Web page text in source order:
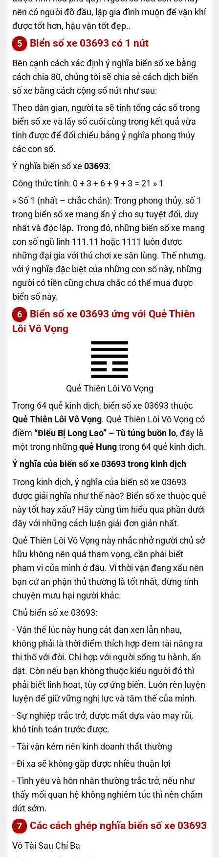
nên có người đỡ đầu, lập gia đình muộn để vận khí
được tốt hơn, hậu vận tốt đẹp..
Biển số xe 03693 có 1 nút
Bên cạnh cách xác định ý nghĩa biển số xe bằng
cách chia 80, chúng tôi sẽ chia sẻ cách dịch biển
số xe bằng cách cộng số nút như sau:
Theo dân gian, người ta sẽ tính tổng các số trong
biển số xe và lấy số cuối cùng trong kết quả vừa
tính được để đối chiếu bảng ý nghĩa phong thủy
các con số.
Ý nghĩa biển số xe 03693:
Công thức tính: 0 + 3 + 6 + 9 + 3 = 21 » 1
» Số 1 (nhất – chắc chắn): Trong phong thủy, số 1
trong biển số xe mang ẩn ý cho sự tuyệt đối, duy
nhất và độc lập. Trong đó, những biển số xe mang
con số ngũ linh 111.11 hoặc 1111 luôn được
những đại gia với thú chơi xe săn lùng. Thế nhưng,
với ý nghĩa đặc biệt của những con số này, những
người có tiền cũng chưa chắc có thể mua được
biển số này.
Biển số xe 03693 ứng với Quẻ Thiên
Lôi Vô Vọng
Quẻ Thiên Lôi Vô Vọng
Trong 64 quẻ kinh dịch, biển số xe 03693 thuộc
Quẻ Thiên Lôi Vô Vọng. Quẻ Thiên Lôi Vô Vọng có
điềm “Điểu Bị Long Lao” – Tù túng buồn lo, đây là
một trong những quẻ Hung trong 64 quẻ kinh dịch.
Ý nghĩa của biển số xe 03693 trong kinh dịch
Trong kinh dịch, ý nghĩa của biển số xe 03693
được giải nghĩa như thế nào? Biển số xe thuộc quẻ
này tốt hay xấu? Hãy cùng tìm hiểu qua phần dưới
đây với những cách luận giải đơn giản nhất.
Quẻ Thiên Lôi Vô Vọng này nhắc nhở người chủ sở
hữu không nên quá tham vọng, cần phải biết
phạm vi của mình ở đâu. Vì thời vận đang xấu nên
bạn cứ an phận thủ thường là tốt nhất, đừng tính
chuyện mưu hại người khác.
Chủ biển số xe 03693:
- Vận thế lúc này hung cát đan xen lẫn nhau,
không phải là thời điểm thích hợp đem tài năng ra
thi thố với đời. Chỉ hợp với người sống tu hành, ẩn
dật. Còn nếu bạn không thuộc kiểu người đó thì
phải biết linh hoạt, tùy cơ ứng biến. Luôn rèn luyện
luyện để giữ vững nghị lực và tâm thế của mình.
- Sự nghiệp trắc trở, được mất dựa vào may rủi,
khó tính toán trước được.
- Tài vận kém nên kinh doanh thất thường
- Đi xa sẽ không gặp được nhiều thuận lợi
- Tình yêu và hôn nhân thường trắc trở, nếu như
thấy mối quan hệ không nghiêm túc thì nên chấm
dứt sớm.
Các cách ghép nghĩa biển số xe 03693
Vô Tài Sau Chí Ba